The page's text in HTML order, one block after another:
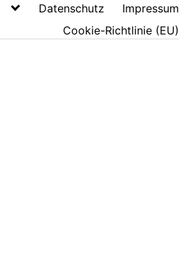
Datenschutz
Impressum
Cookie-Richtlinie (EU)